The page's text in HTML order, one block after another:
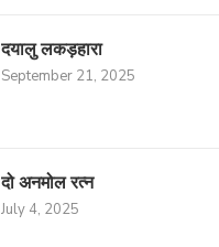
दयालु लकड़हारा
September 21, 2025
दो अनमोल रत्न
July 4, 2025